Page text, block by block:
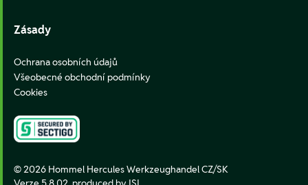
Zásady
Ochrana osobních údajů
Všeobecné obchodní podmínky
Cookies
© 2026 Hommel Hercules Werkzeughandel CZ/SK